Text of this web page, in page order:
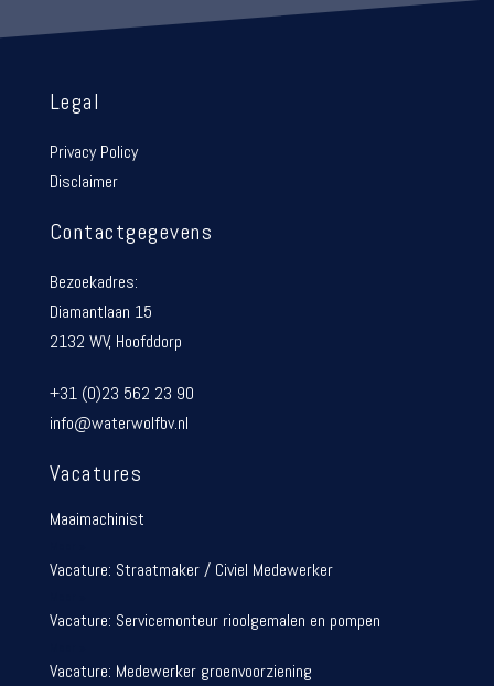
Legal
Privacy Policy
Disclaimer
Contactgegevens
Bezoekadres:
Diamantlaan 15
2132 WV, Hoofddorp
+31 (0)23 562 23 90
info@waterwolfbv.nl
Vacatures
Maaimachinist
Vacature: Straatmaker / Civiel Medewerker
Vacature: Servicemonteur rioolgemalen en pompen
Vacature: Medewerker groenvoorziening